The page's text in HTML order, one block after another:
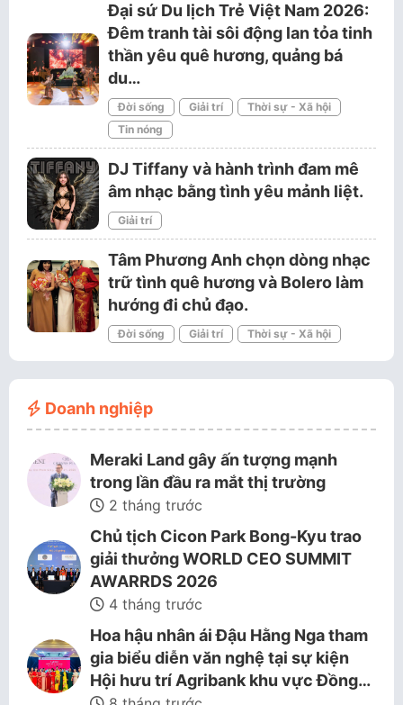
Đại sứ Du lịch Trẻ Việt Nam 2026:
Đêm tranh tài sôi động lan tỏa tinh
thần yêu quê hương, quảng bá
du…
Đời sống Giải trí
Thời sự - Xã hội
Tin nóng
DJ Tiffany và hành trình đam mê
âm nhạc bằng tình yêu mảnh liệt.
Giải trí
Tâm Phương Anh chọn dòng nhạc
trữ tình quê hương và Bolero làm
hướng đi chủ đạo.
Đời sống Giải trí Thời sự - Xã hội
Doanh nghiệp
Meraki Land gây ấn tượng mạnh
trong lần đầu ra mắt thị trường
2 tháng trước
Chủ tịch Cicon Park Bong-Kyu trao
giải thưởng WORLD CEO SUMMIT
AWARRDS 2026
4 tháng trước
Hoa hậu nhân ái Đậu Hằng Nga tham
gia biểu diễn văn nghệ tại sự kiện
Hội hưu trí Agribank khu vực Đồng…